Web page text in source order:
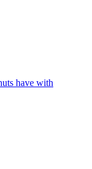
have with